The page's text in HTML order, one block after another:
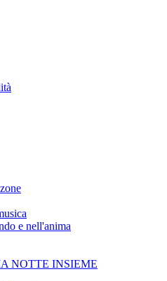
e nell'anima
NOTTE INSIEME